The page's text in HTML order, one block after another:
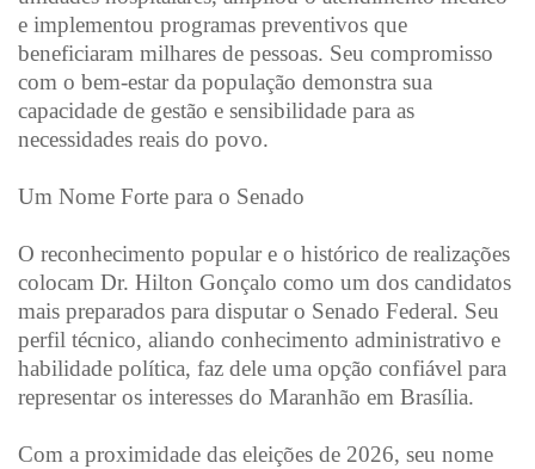
e implementou programas preventivos que
beneficiaram milhares de pessoas. Seu compromisso
com o bem-estar da população demonstra sua
capacidade de gestão e sensibilidade para as
necessidades reais do povo.
Um Nome Forte para o Senado
O reconhecimento popular e o histórico de realizações
colocam Dr. Hilton Gonçalo como um dos candidatos
mais preparados para disputar o Senado Federal. Seu
perfil técnico, aliando conhecimento administrativo e
habilidade política, faz dele uma opção confiável para
representar os interesses do Maranhão em Brasília.
Com a proximidade das eleições de 2026, seu nome